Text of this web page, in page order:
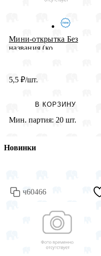
Мини-открытка Без
названия (ко...
5,5 ₽/шт.
В КОРЗИНУ
Мин. партия: 20 шт.
Новинки
ч60466